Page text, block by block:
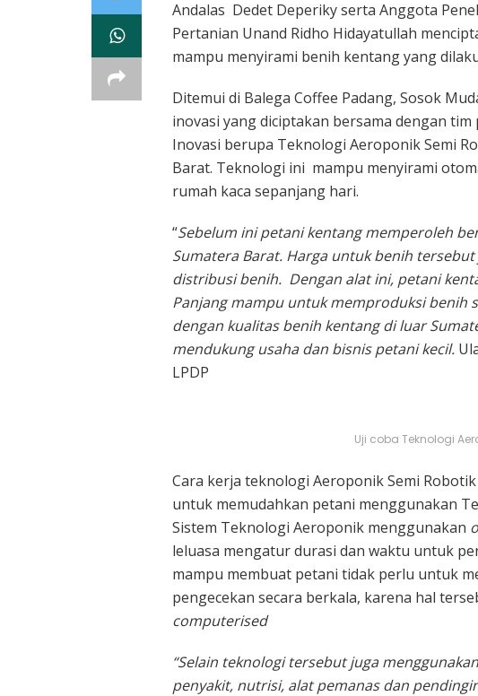
Andalas Dedet Deperiky serta Anggota
Pertanian Unand Ridho Hidayatullah
mampu menyirami benih kentang yang
Ditemui di Balega Coffee Padang, Sosok
inovasi yang diciptakan bersama dengan
Inovasi berupa Teknologi Aeroponik Semi
Barat. Teknologi ini mampu menyirami
rumah kaca sepanjang hari.
“Sebelum ini petani kentang memperoleh
Sumatera Barat. Harga untuk benih
distribusi benih. Dengan alat ini, petani
Panjang mampu untuk memproduksi benih
dengan kualitas benih kentang di luar
mendukung usaha dan bisnis petani kecil.
LPDP
Uji coba Teknologi
Cara kerja teknologi Aeroponik Semi
untuk memudahkan petani menggunakan
Sistem Teknologi Aeroponik menggunakan
leluasa mengatur durasi dan waktu untuk
mampu membuat petani tidak perlu untuk
pengecekan secara berkala, karena hal
computerised
“Selain teknologi tersebut juga
penyakit, nutrisi, alat pemanas dan